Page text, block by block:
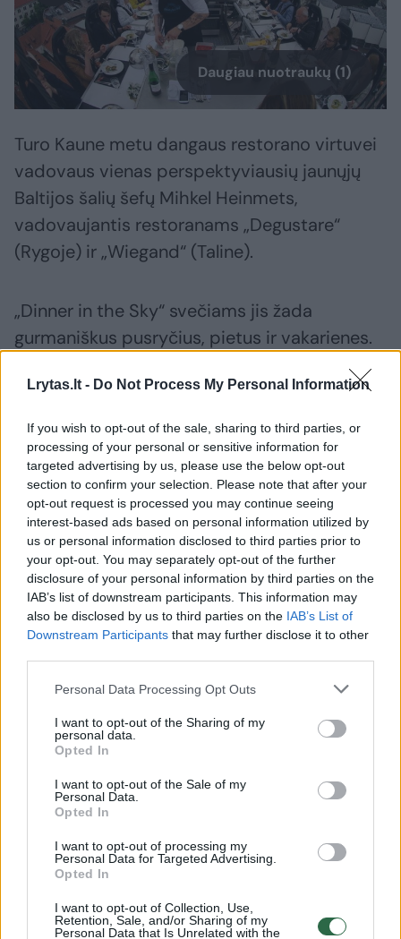
Lrytas.lt - Do Not Process My Personal Information
If you wish to opt-out of the sale, sharing to third parties, or
processing of your personal or sensitive information for
targeted advertising by us, please use the below opt-out
section to confirm your selection. Please note that after your
opt-out request is processed you may continue seeing
interest-based ads based on personal information utilized by
us or personal information disclosed to third parties prior to
your opt-out. You may separately opt-out of the further
disclosure of your personal information by third parties on the
IAB’s list of downstream participants. This information may
also be disclosed by us to third parties on the IAB’s List of
Downstream Participants that may further disclose it to other
Personal Data Processing Opt Outs
I want to opt-out of the Sharing of my
personal data.
Opted In
I want to opt-out of the Sale of my
Personal Data.
Opted In
I want to opt-out of processing my
Personal Data for Targeted Advertising.
Opted In
I want to opt-out of Collection, Use,
Retention, Sale, and/or Sharing of my
Personal Data that Is Unrelated with the
Daugiau nuotraukų (1)
Turo Kaune metu dangaus restorano virtuvei
vadovaus vienas perspektyviausių jaunųjų
Baltijos šalių šefų Mihkel Heinmets,
vadovaujantis restoranams „Degustare“
(Rygoje) ir „Wiegand“ (Taline).
„Dinner in the Sky“ svečiams jis žada
gurmaniškus pusryčius, pietus ir vakarienes.
Per valandą trunkančią vakarienę kauniečiai ir
miesto svečiai galės mėgautis keturiais
patiekalais su priderintais gėrimais –
šampanu, vynu ir konjaku.
Pirmajam užkandžiui M.Heinmets pasiūlys
lašišą su svogūnais grietinėlėje, pagardintus
rūkyta druska bei duona, antrajam -
veršienos kapotinį su marinuotais
šakniavaisiais, skrudintais kedro riešutais,
sviesto padažu ir grietine.
Pagrindiniam patiekalui virtuvės šefas paruoš
24 val. troškintą jaučio žandą su traškiais
svogūnais, kalafiorų ir pastarnokų piurė,
sezoniniais grybais ir veršienos sultiniu, o
desertui - žaliąsias citrinas ir kokosus su
pakilimus su šampanu ar kokteiliais danguje.